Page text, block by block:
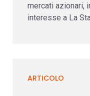
mercati azionari,
interesse a La
ARTICOLO